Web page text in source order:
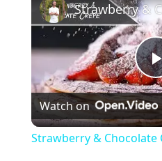
Watch on
Strawberry & Chocolate